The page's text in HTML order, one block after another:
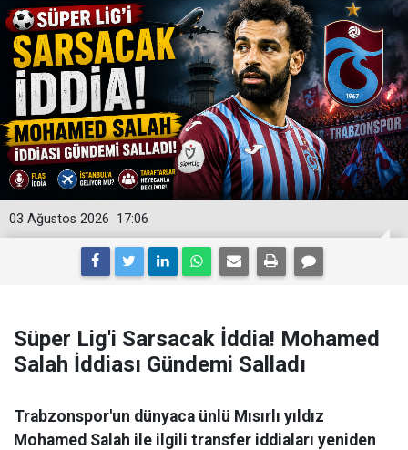
17:06
03 Ağustos 2026
Süper Lig'i Sarsacak İddia! Mohamed
Salah İddiası Gündemi Salladı
Trabzonspor'un dünyaca ünlü Mısırlı yıldız
Mohamed Salah ile ilgili transfer iddiaları yeniden